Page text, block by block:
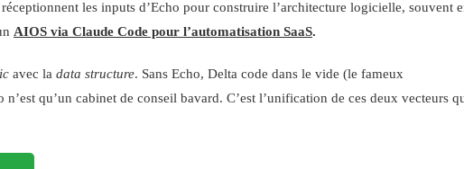
les inputs d’Echo pour construire l’architecture logicielle, souvent
AIOS via Claude Code pour l’automatisation SaaS.
avec la data structure. Sans Echo, Delta code dans le vide (le fameux
qu’un cabinet de conseil bavard. C’est l’unification de ces deux vecteurs